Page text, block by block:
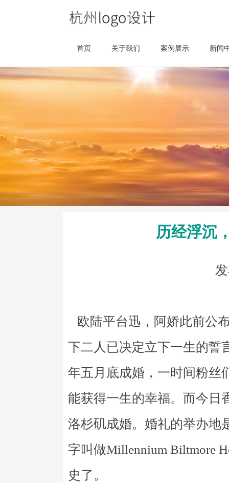
首页 关于我们 案例展示 新闻
历经浮沉
欧陆平台迅，阿娇此前公
下二人已决定立下一生的誓
年五月底成婚，一时间粉丝
能获得一生的幸福。而今日
洛杉矶成婚。婚礼的举办地
字叫做Millennium Biltmore
史了。